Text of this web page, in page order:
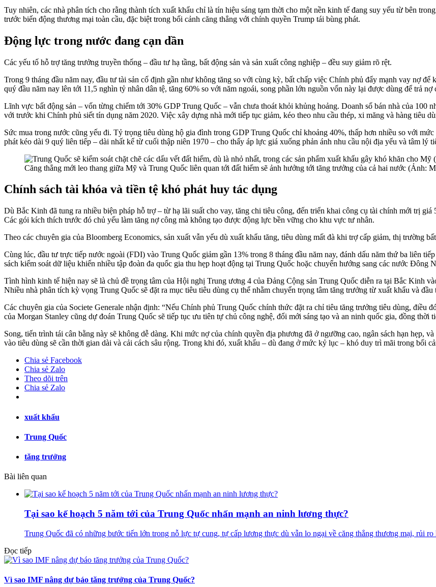
Tuy nhiên, các nhà phân tích cho rằng thành tích xuất khẩu chỉ là tín hiệu sáng tạm thời cho một nền kinh tế đang suy yếu từ bên
trước biến động thương mại toàn cầu, đặc biệt trong bối cảnh căng thẳng với chính quyền Trump tái bùng phát.
Động lực trong nước đang cạn dần
Các yếu tố hỗ trợ tăng trưởng truyền thống – đầu tư hạ tầng, bất động sản và sản xuất công nghiệp – đều suy giảm rõ rệt.
Trong 9 tháng đầu năm nay, đầu tư tài sản cố định gần như không tăng so với cùng kỳ, bất chấp việc Chính phủ đẩy mạnh vay nợ
quý đầu năm nay lên tới 11,5 nghìn tỷ nhân dân tệ, tăng 60% so với năm ngoái, song phần lớn nguồn vốn này lại được dùng để trả
Lĩnh vực bất động sản – vốn từng chiếm tới 30% GDP Trung Quốc – vẫn chưa thoát khỏi khủng hoảng. Doanh số bán nhà của 100
với trước khi Chính phủ siết tín dụng năm 2020. Việc xây dựng nhà mới tiếp tục giảm, kéo theo nhu cầu thép, xi măng và hàng tiêu
Sức mua trong nước cũng yếu đi. Tỷ trọng tiêu dùng hộ gia đình trong GDP Trung Quốc chỉ khoảng 40%, thấp hơn nhiều so với
phát kéo dài 9 quý liên tiếp – dài nhất kể từ cuối thập niên 1970 – cho thấy áp lực giá xuống phản ánh nhu cầu nội địa yếu và tâm lý
Căng thẳng mới leo thang giữa Mỹ và Trung Quốc liên quan tới đất hiếm sẽ ảnh hưởng tới tăng trưởng của cả hai nước (Ảnh:
Chính sách tài khóa và tiền tệ khó phát huy tác dụng
Dù Bắc Kinh đã tung ra nhiều biện pháp hỗ trợ – từ hạ lãi suất cho vay, tăng chi tiêu công, đến triển khai công cụ tài chính mới trị
Các gói kích thích trước đó chủ yếu làm tăng nợ công mà không tạo được động lực bền vững cho khu vực tư nhân.
Theo các chuyên gia của Bloomberg Economics, sản xuất vẫn yếu dù xuất khẩu tăng, tiêu dùng mất đà khi trợ cấp giảm, thị trường
Cùng lúc, đầu tư trực tiếp nước ngoài (FDI) vào Trung Quốc giảm gần 13% trong 8 tháng đầu năm nay, đánh dấu năm thứ ba liên
sách kiểm soát dữ liệu khiến nhiều tập đoàn đa quốc gia thu hẹp hoạt động tại Trung Quốc hoặc chuyển hướng sang các nước Đông
Tình hình kinh tế hiện nay sẽ là chủ đề trọng tâm của Hội nghị Trung ương 4 của Đảng Cộng sản Trung Quốc diễn ra tại Bắc Kinh
Nhiều nhà phân tích kỳ vọng Trung Quốc sẽ đặt ra mục tiêu tiêu dùng cụ thể nhằm chuyển trọng tâm tăng trưởng từ xuất khẩu và đầu
Các chuyên gia của Societe Generale nhận định: “Nếu Chính phủ Trung Quốc chính thức đặt ra chỉ tiêu tăng trưởng tiêu dùng, điều
của Morgan Stanley cũng dự đoán Trung Quốc sẽ tiếp tục ưu tiên tự chủ công nghệ, đổi mới sáng tạo và an ninh quốc gia, đồng
Song, tiến trình tái cân bằng này sẽ không dễ dàng. Khi mức nợ của chính quyền địa phương đã ở ngưỡng cao, ngân sách hạn hẹp,
vào tiêu dùng sẽ cần thời gian dài và cải cách sâu rộng. Trong khi đó, xuất khẩu – dù đang ở mức kỷ lục – khó duy trì mãi trong bối
Chia sẻ Facebook
Chia sẻ Zalo
Theo dõi trên
Chia sẻ Zalo
xuất khẩu
Trung Quốc
tăng trưởng
Bài liên quan
Tại sao kế hoạch 5 năm tới của Trung Quốc nhấn mạnh an ninh lương thực?
Trung Quốc đã có những bước tiến lớn trong nỗ lực tự cung, tự cấp lương thực dù vẫn lo ngại về căng thẳng thương mại, rủi
Đọc tiếp
Vì sao IMF nâng dự báo tăng trưởng của Trung Quốc?